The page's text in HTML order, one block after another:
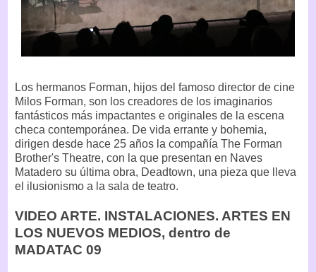
Los hermanos Forman, hijos del famoso director de cine
Milos Forman, son los creadores de los imaginarios
fantásticos más impactantes e originales de la escena
checa contemporánea. De vida errante y bohemia,
dirigen desde hace 25 años la compañía The Forman
Brother's Theatre, con la que presentan en Naves
Matadero su última obra, Deadtown, una pieza que lleva
el ilusionismo a la sala de teatro.
VIDEO ARTE. INSTALACIONES. ARTES EN
LOS NUEVOS MEDIOS, dentro de
MADATAC 09